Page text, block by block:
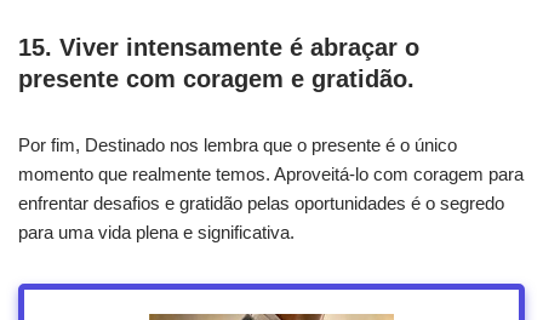
15. Viver intensamente é abraçar o
presente com coragem e gratidão.
Por fim, Destinado nos lembra que o presente é o único
momento que realmente temos. Aproveitá-lo com coragem para
enfrentar desafios e gratidão pelas oportunidades é o segredo
para uma vida plena e significativa.